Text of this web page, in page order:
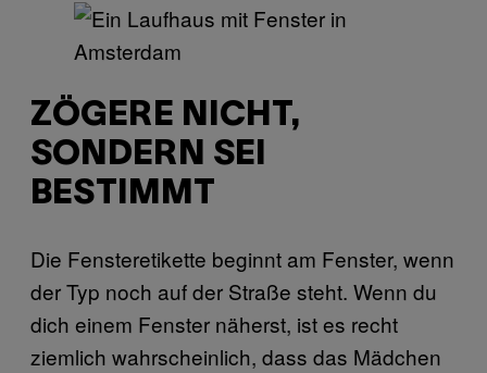
ZÖGERE NICHT,
SONDERN SEI
BESTIMMT
Die Fensteretikette beginnt am Fenster, wenn
der Typ noch auf der Straße steht. Wenn du
dich einem Fenster näherst, ist es recht
ziemlich wahrscheinlich, dass das Mädchen